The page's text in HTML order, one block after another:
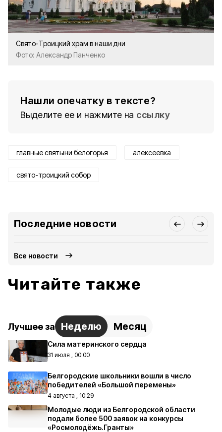
Свято-Троицкий храм в наши дни
Фото: Александр Панченко
Нашли опечатку в тексте?
Выделите ее и нажмите на ссылку
главные святыни белогорья алексеевка
свято-троицкий собор
Последние новости
Все новости
Читайте также
Лучшее за Неделю Месяц
Сила материнского сердца
31 июля , 00:00
Белгородские школьники вошли в число
победителей «Большой перемены»
4 августа , 10:29
Молодые люди из Белгородской области
подали более 500 заявок на конкурсы
«Росмолодёжь.Гранты»